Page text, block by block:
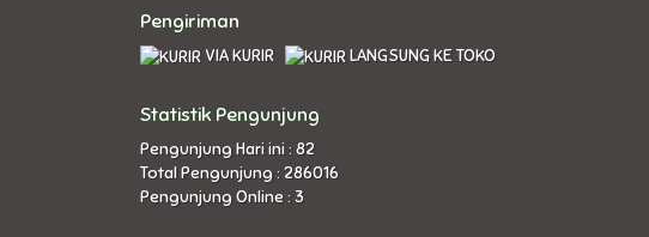
Pengiriman
VIA KURIR LANGSUNG KE TOKO
Statistik Pengunjung
Pengunjung Hari ini : 82
Total Pengunjung : 286016
Pengunjung Online : 3